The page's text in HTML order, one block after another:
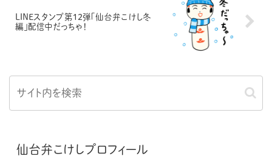
LINEスタンプ第12弾「仙台弁こけし冬
編」配信中だっちゃ！
仙台弁こけしプロフィール